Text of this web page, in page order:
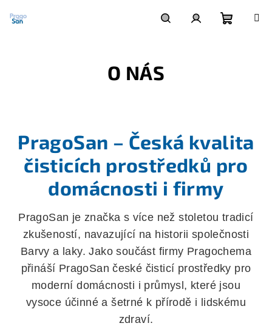
O NÁS
PragoSan – Česká kvalita
čisticích prostředků pro
domácnosti i firmy
PragoSan je značka s více než stoletou tradicí
zkušeností, navazující na historii společnosti
Barvy a laky. Jako součást firmy Pragochema
přináší PragoSan české čisticí prostředky pro
moderní domácnosti i průmysl, které jsou
vysoce účinné a šetrné k přírodě i lidskému
zdraví.